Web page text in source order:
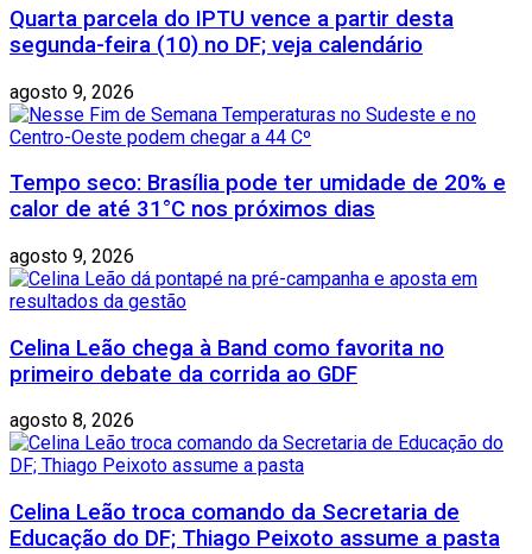
Quarta parcela do IPTU vence a partir desta
segunda-feira (10) no DF; veja calendário
agosto 9, 2026
Tempo seco: Brasília pode ter umidade de 20% e
calor de até 31°C nos próximos dias
agosto 9, 2026
Celina Leão chega à Band como favorita no
primeiro debate da corrida ao GDF
agosto 8, 2026
Celina Leão troca comando da Secretaria de
Educação do DF; Thiago Peixoto assume a pasta